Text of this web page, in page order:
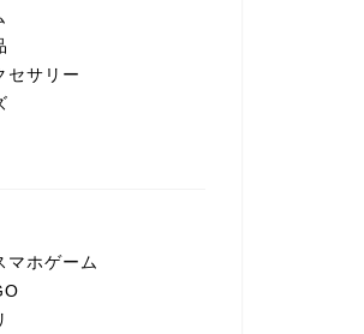
セサリー
マホゲーム